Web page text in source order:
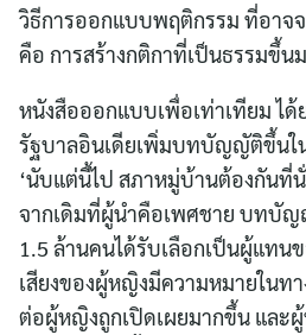
วิธีการออกแบบพฤติกรรม ที่อาจ
คือ การสร้างกติกาที่เป็นธรรมขึ้น
หนังสือออกแบบเพื่อเท่าเทียม ไ
รัฐบาลอินเดียเพิ่มบทบัญญัติขึ้นใ
‘นับแต่นี้ไป สภาหมู่บ้านต้องกันที่นั่
จากเดิมที่ผู้นำคือเพศชาย บทบั
1.5 ล้านคนได้รับเลือกเป็นผู้แทน
เสียงของผู้หญิงมีความหมายในท
ต่อผู้หญิงถูกเปิดเผยมากขึ้น และ